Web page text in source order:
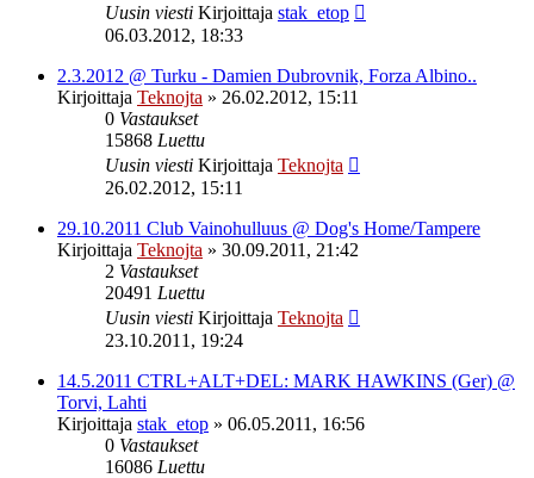
Uusin viesti Kirjoittaja stak_etop
06.03.2012, 18:33
2.3.2012 @ Turku - Damien Dubrovnik, Forza Albino..
Kirjoittaja Teknojta » 26.02.2012, 15:11
0 Vastaukset
15868 Luettu
Uusin viesti Kirjoittaja Teknojta
26.02.2012, 15:11
29.10.2011 Club Vainohulluus @ Dog's Home/Tampere
Kirjoittaja Teknojta » 30.09.2011, 21:42
2 Vastaukset
20491 Luettu
Uusin viesti Kirjoittaja Teknojta
23.10.2011, 19:24
14.5.2011 CTRL+ALT+DEL: MARK HAWKINS (Ger) @
Torvi, Lahti
Kirjoittaja stak_etop » 06.05.2011, 16:56
0 Vastaukset
16086 Luettu